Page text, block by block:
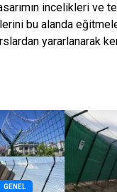
incelikleri ve
bu alanda
yararlanarak
GENEL